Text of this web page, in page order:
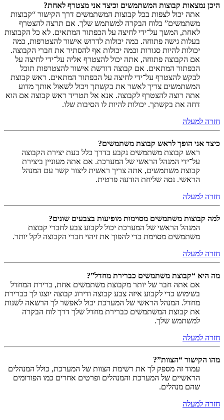
היכן נמצאות קבוצות המשתמשים וכיצד אני מצטרף לאחת?
אתה יכול לצפות בכל קבוצות המשתמשים דרך הקישור “קבוצות
משתמשים” בלוח הבקרה למשתמש שלך. אם תרצה להצטרף
לאחת, המשך על־ידי לחיצה על הכפתור המתאים. לא כל הקבוצות
בעלות גישה פתוחה. כמה יכולות לדרוש אישור להצטרפות, כמה
יכולות להיות סגורות וכמה יכולות אף להסתיר את חברי הקבוצה.
אם הקבוצה פתוחה, אתה יכול להצטרף אליה על־ידי לחיצה על
הכפתור המתאים. אם קבוצה דורשת אישור להצטרפות תוכל
לבקש להצטרף על־ידי לחיצה על הכפתור המתאים. ראש קבוצת
המשתמשים צריך לאשר את בקשתך ויכול לשאול אותך מדוע
אתה רוצה להצטרף לקבוצה. אנא אל תטריד ראש קבוצה אם הוא
דחה את בקשתך. יכולות להיות לו הסיבות שלו.
חזרה למעלה
כיצד אני הופך לראש קבוצת משתמשים?
ראש קבוצת משתמשים נקבע בדרך כלל בעת יצירת הקבוצה
על־ידי המנהל הראשי של המערכת. אם אתה מעוניין ביצירת
קבוצת משתמשים, אתה צריך ראשית ליצור קשר עם המנהל
הראשי. נסה שליחת הודעה פרטית.
חזרה למעלה
למה קבוצות משתמשים מסוימות מופיעות בצבעים שונים?
המנהל הראשי של המערכת יכול לקבוע צבע לחברי קבוצת
משתמשים מסוימת כדי להפוך את זיהוי חברי הקבוצה לקל יותר.
חזרה למעלה
מה היא “קבוצת משתמשים כברירת מחדל”?
אם אתה חבר של יותר מקבוצת משתמשים אחת, ברירת המחדל
בשימוש כדי לקבוע איזה צבע קבוצה ודירוג קבוצה יוצגו לך כברירת
מחדל. המנהל הראשי של המערכת יכול לאפשר לך הרשאה לשנות
את קבוצת המשתמשים כברירת מחדל שלך דרך לוח הבקרה
למשתמש שלך.
חזרה למעלה
מהו הקישור “הצוות”?
עמוד זה מספק לך את רשימת הצוות של המערכת, כולל המנהלים
הראשיים של המערכת והמנהלים ופרטים אחרים כמו הפורומים
שהם מנהלים.
חזרה למעלה